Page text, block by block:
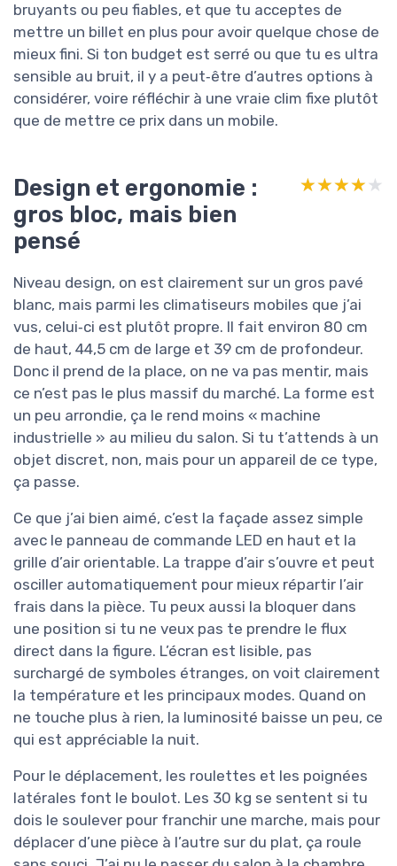
bruyants ou peu fiables, et que tu acceptes de
mettre un billet en plus pour avoir quelque chose de
mieux fini. Si ton budget est serré ou que tu es ultra
sensible au bruit, il y a peut‑être d’autres options à
considérer, voire réfléchir à une vraie clim fixe plutôt
que de mettre ce prix dans un mobile.
Design et ergonomie :
gros bloc, mais bien
pensé
★★★★★
★★★★★
Niveau design, on est clairement sur un gros pavé
blanc, mais parmi les climatiseurs mobiles que j’ai
vus, celui‑ci est plutôt propre. Il fait environ 80 cm
de haut, 44,5 cm de large et 39 cm de profondeur.
Donc il prend de la place, on ne va pas mentir, mais
ce n’est pas le plus massif du marché. La forme est
un peu arrondie, ça le rend moins « machine
industrielle » au milieu du salon. Si tu t’attends à un
objet discret, non, mais pour un appareil de ce type,
ça passe.
Ce que j’ai bien aimé, c’est la façade assez simple
avec le panneau de commande LED en haut et la
grille d’air orientable. La trappe d’air s’ouvre et peut
osciller automatiquement pour mieux répartir l’air
frais dans la pièce. Tu peux aussi la bloquer dans
une position si tu ne veux pas te prendre le flux
direct dans la figure. L’écran est lisible, pas
surchargé de symboles étranges, on voit clairement
la température et les principaux modes. Quand on
ne touche plus à rien, la luminosité baisse un peu, ce
qui est appréciable la nuit.
Pour le déplacement, les roulettes et les poignées
latérales font le boulot. Les 30 kg se sentent si tu
dois le soulever pour franchir une marche, mais pour
déplacer d’une pièce à l’autre sur du plat, ça roule